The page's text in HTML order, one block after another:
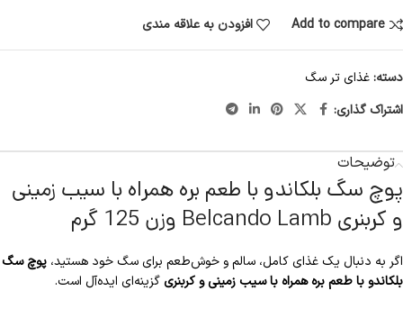
Add to compare
افزودن به علاقه مندی
دسته:غذای تر سگ
اشتراک گذاری:
توضیحات
پوچ سگ بلکاندو با طعم بره همراه با سیب زمینی
و کربنری Belcando Lamb وزن 125 گرم
اگر به دنبال یک غذای کامل، سالم و خوش‌طعم برای سگ خود هستید، پوچ سگ
بلکاندو با طعم بره همراه با سیب زمینی و کربنری گزینه‌ای ایده‌آل است.